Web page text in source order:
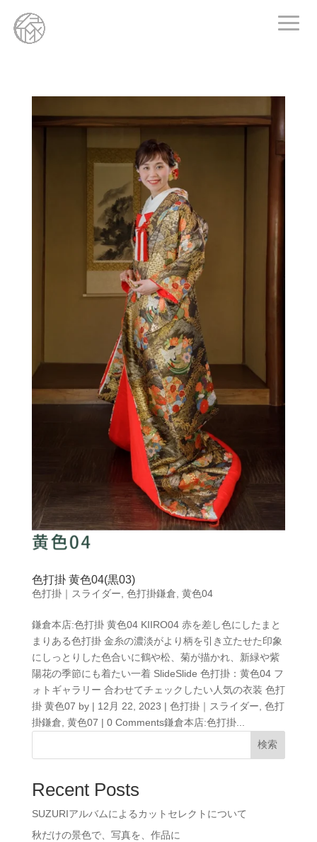
色打掛 黄色04(黒03)
色打掛｜スライダー 色打掛鎌倉 黄色04
鎌倉本店:色打掛 黄色04 KIIRO04 赤を差し色にしたまと
まりある色打掛 金糸の濃淡がより柄を引き立たせた印象
にしっとりした色合いに鶴や松、菊が描かれ、新緑や紫
陽花の季節にも着たい一着 SlideSlide 色打掛：黄色04 フ
ォトギャラリー 合わせてチェックしたい人気の衣装 色打
掛 黄色07 by | 12月 22, 2023 | 色打掛｜スライダー, 色打
掛鎌倉, 黄色07 | 0 Comments鎌倉本店:色打掛...
検索
Recent Posts
SUZURIアルバムによるカットセレクトについて
秋だけの景色で、写真を、作品に